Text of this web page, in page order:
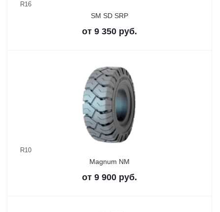
R16
SM SD SRP
от 9 350 руб.
R10
Magnum NM
от 9 900 руб.